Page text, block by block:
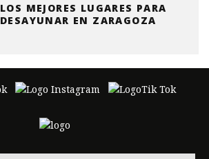
LOS MEJORES LUGARES PARA
DESAYUNAR EN ZARAGOZA